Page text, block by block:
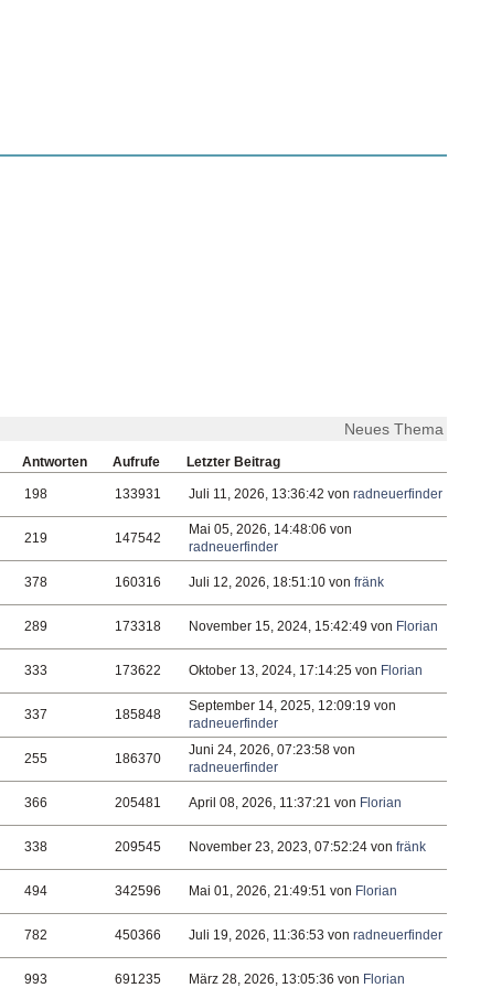
Neues Thema
Antworten Aufrufe Letzter Beitrag
198 133931 Juli 11, 2026, 13:36:42 von radneuerfinder
219 147542
Mai 05, 2026, 14:48:06 von
radneuerfinder
378 160316 Juli 12, 2026, 18:51:10 von fränk
289 173318 November 15, 2024, 15:42:49 von Florian
333 173622 Oktober 13, 2024, 17:14:25 von Florian
337 185848
September 14, 2025, 12:09:19 von
radneuerfinder
255 186370
Juni 24, 2026, 07:23:58 von
radneuerfinder
366 205481 April 08, 2026, 11:37:21 von Florian
338 209545 November 23, 2023, 07:52:24 von fränk
494 342596 Mai 01, 2026, 21:49:51 von Florian
782 450366 Juli 19, 2026, 11:36:53 von radneuerfinder
993 691235 März 28, 2026, 13:05:36 von Florian